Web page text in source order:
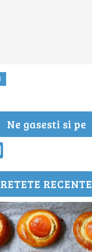
Ne gasesti si pe
RETETE RECENTE